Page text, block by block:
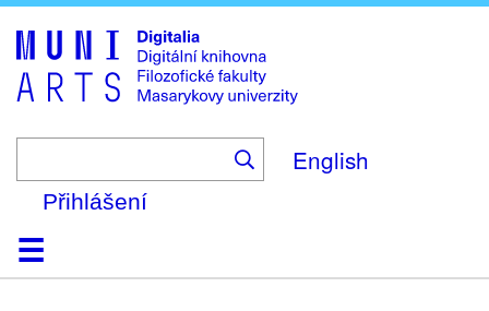
to
main
content
English
Přihlášení
DomůKolekce
Prohlížení
Vyhledávání
O platformě
Nápověda
KontaktDigitalia